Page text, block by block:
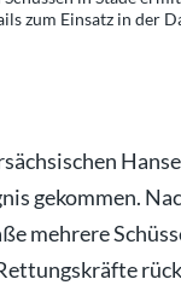
zum Einsatz in der
gekommen.
mehrere